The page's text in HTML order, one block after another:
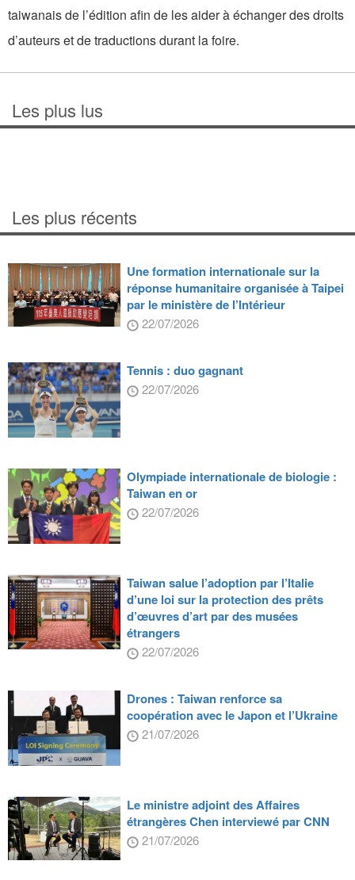
taiwanais de l’édition afin de les aider à échanger des droits
d’auteurs et de traductions durant la foire.
Les plus lus
Les plus récents
Une formation internationale sur la
réponse humanitaire organisée à Taipei
par le ministère de l’Intérieur
22/07/2026
Tennis : duo gagnant
22/07/2026
Olympiade internationale de biologie :
Taiwan en or
22/07/2026
Taiwan salue l’adoption par l’Italie
d’une loi sur la protection des prêts
d’œuvres d’art par des musées
étrangers
22/07/2026
Drones : Taiwan renforce sa
coopération avec le Japon et l’Ukraine
21/07/2026
Le ministre adjoint des Affaires
étrangères Chen interviewé par CNN
21/07/2026